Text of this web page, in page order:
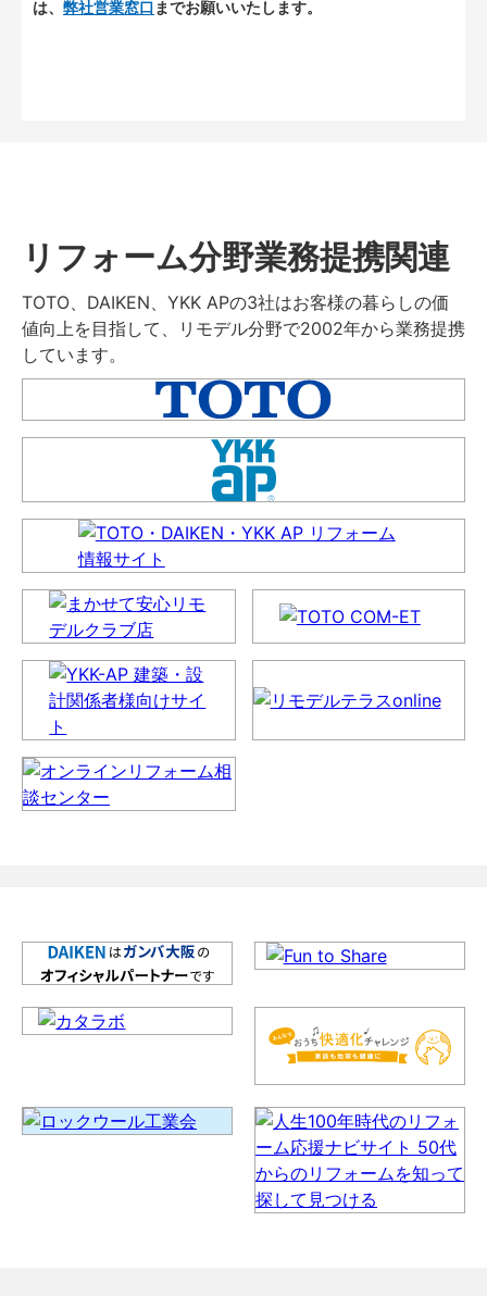
は、 弊社営業窓口 までお願いいたします。
リフォーム分野業務提携関連
TOTO、DAIKEN、YKK APの3社はお客様の暮らしの価
値向上を目指して、リモデル分野で2002年から業務提携
しています。